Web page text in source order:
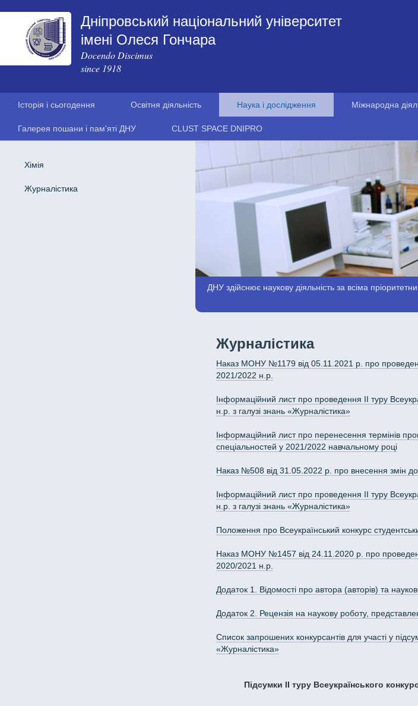
Дніпровський національний університет
імені Олеся Гончара
Docendo Discimus
since 1918
Історія і сьогодення Освітня діяльність Наука і дослідження Міжнародна
Галерея пошани і пам'яті ДНУ CLUST SPACE DNIPRO
Хімія
Журналістика
ДНУ здійснює наукову діяльність за всіма
Журналістика
Наказ МОНУ №1179 від 05.11.2021 р. про
2021/2022 н.р.
Інформаційний лист про проведення ІІ туру
н.р. з галузі знань «Журналістика»
Інформаційний лист про перенесення термінів
спеціальностей у 2021/2022 навчальному році
Наказ №508 від 31.05.2022 р. про внесення змін
Інформаційний лист про проведення ІІ туру
н.р. з галузі знань «Журналістика»
Положення про Всеукраїнський конкурс
Наказ МОНУ №1457 від 24.11.2020 р. про
2020/2021 н.р.
Додаток 1. Відомості про автора (авторів) та
Додаток 2. Рецензія на наукову роботу,
Список запрошених конкурсантів для участі у
«Журналістика»
Підсумки ІІ туру Всеукраїнського